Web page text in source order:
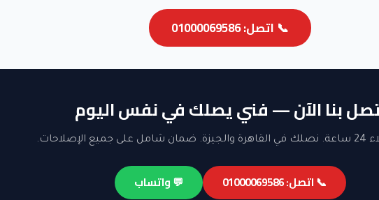
📞 اتصل: 01000069586
بنا الآن — فني يصلك في نفس اليوم
📞 اتصل: 01000069586 💬 واتساب